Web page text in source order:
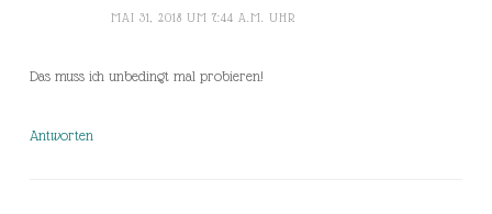
MAI 31, 2018 UM 7:44 A.M. UHR
Das muss ich unbedingt mal probieren!
Antworten